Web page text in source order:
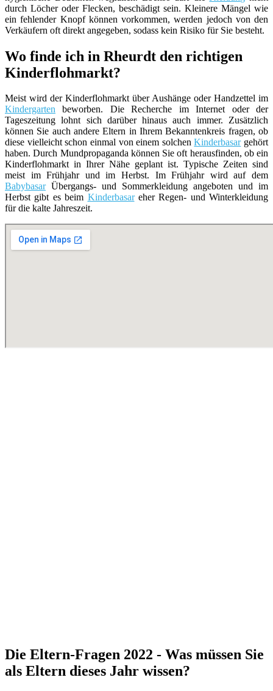
durch Löcher oder Flecken, beschädigt sein. Kleinere Mängel wie
ein fehlender Knopf können vorkommen, werden jedoch von den
Verkäufern oft direkt angegeben, sodass kein Risiko für Sie besteht.
Wo finde ich in Rheurdt den richtigen
Kinderflohmarkt?
Meist wird der Kinderflohmarkt über Aushänge oder Handzettel im
Kindergarten beworben. Die Recherche im Internet oder der
Tageszeitung lohnt sich darüber hinaus auch immer. Zusätzlich
können Sie auch andere Eltern in Ihrem Bekanntenkreis fragen, ob
diese vielleicht schon einmal von einem solchenKinderbasargehört
haben. Durch Mundpropaganda können Sie oft herausfinden, ob ein
Kinderflohmarkt in Ihrer Nähe geplant ist. Typische Zeiten sind
meist im Frühjahr und im Herbst. Im Frühjahr wird auf dem
BabybasarÜbergangs- und Sommerkleidung angeboten und im
Herbst gibt es beim Kinderbasareher Regen- und Winterkleidung
für die kalte Jahreszeit.
Die Eltern-Fragen 2022 - Was müssen Sie
als Eltern dieses Jahr wissen?